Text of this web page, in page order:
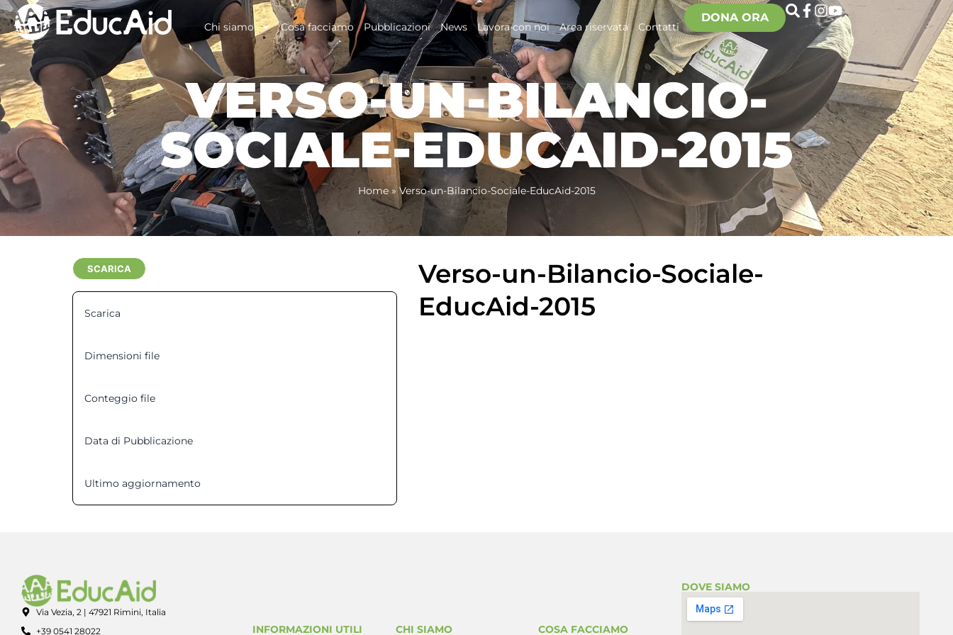
Chi siamo Cosa facciamo Pubblicazioni News Lavora con noi Area riservata Contatti
DONA ORA
VERSO-UN-BILANCIO-
SOCIALE-EDUCAID-2015
Home»Verso-un-Bilancio-Sociale-EducAid-2015
SCARICA
Scarica
Dimensioni file
Conteggio file
Data di Pubblicazione
Ultimo aggiornamento
Verso-un-Bilancio-Sociale-
EducAid-2015
Via Vezia, 2 | 47921 Rimini, Italia
+39 0541 28022
INFORMAZIONI UTILI CHI SIAMO COSA FACCIAMO
DOVE SIAMO